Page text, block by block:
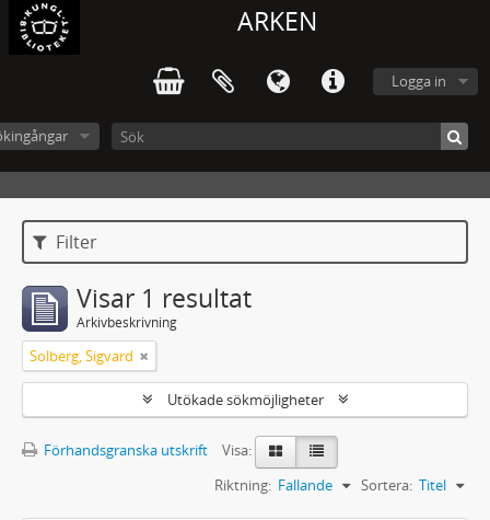
ARKEN
Logga in
Filter
Visar 1 resultat
Arkivbeskrivning
Solberg, Sigvard
Utökade sökmöjligheter
Förhandsgranska utskrift
Visa:
Sortera: Titel
Riktning: Fallande